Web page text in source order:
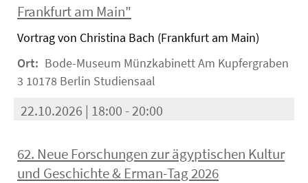
Frankfurt am Main"
Vortrag von Christina Bach (Frankfurt am Main)
Ort: Bode-Museum Münzkabinett Am Kupfergraben
3 10178 Berlin Studiensaal
22.10.2026 | 18:00 - 20:00
62. Neue Forschungen zur ägyptischen Kultur
und Geschichte & Erman-Tag 2026